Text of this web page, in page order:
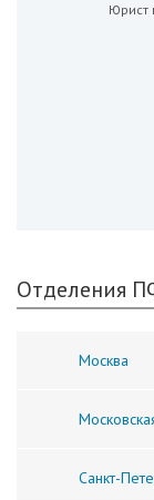
Юрист
Отделения
Москва
Санкт-